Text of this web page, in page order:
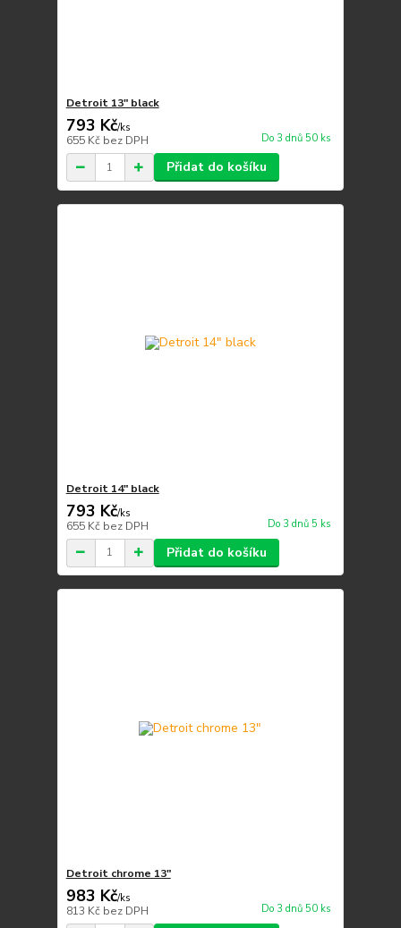
Detroit 13" black
793 Kč/ks
655 Kč bez DPH Do 3 dnů 50 ks
Přidat do košíku
Detroit 14" black
793 Kč/ks
655 Kč bez DPH Do 3 dnů 5 ks
Přidat do košíku
Detroit chrome 13"
983 Kč/ks
813 Kč bez DPH Do 3 dnů 50 ks